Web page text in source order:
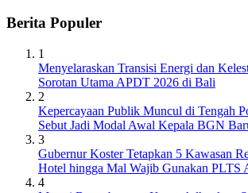
Berita Populer
1
Menyelaraskan Transisi Energi dan
Sorotan Utama APDT 2026 di Bali
2
Kepercayaan Publik Muncul di Tengah
Sebut Jadi Modal Awal Kepala BGN
3
Gubernur Koster Tetapkan 5 Kawasan
Hotel hingga Mal Wajib Gunakan PLTS
4